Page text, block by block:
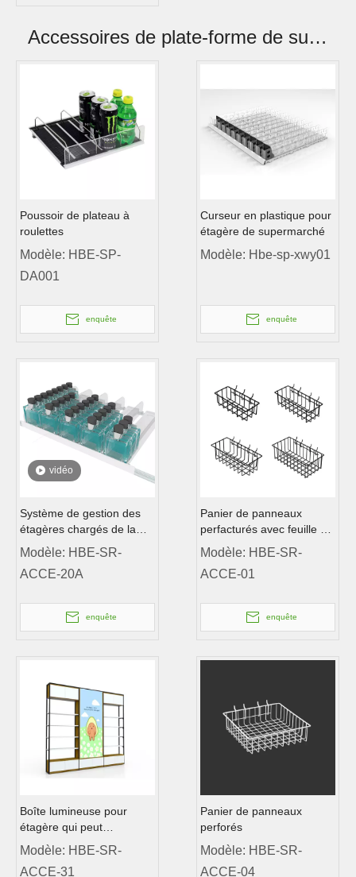
Accessoires de plate-forme de supermarché
Poussoir de plateau à
roulettes
Modèle: HBE-SP-
DA001
enquête
Curseur en plastique pour
étagère de supermarché
Modèle: Hbe-sp-xwy01
enquête
vidéo
Système de gestion des
étagères chargés de la
bouteille de vente au détail
Système de gestion des
étagères
Modèle: HBE-SR-
ACCE-20A
enquête
Panier de panneaux
perfacturés avec feuille de
PVC
Modèle: HBE-SR-
ACCE-01
enquête
Boîte lumineuse pour
étagère qui peut
promouvoir votre marque
Modèle: HBE-SR-
ACCE-31
Panier de panneaux
perforés
Modèle: HBE-SR-
ACCE-04